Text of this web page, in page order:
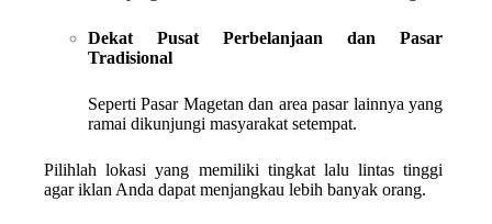
Dekat Pusat Perbelanjaan dan Pasar
Tradisional
Seperti Pasar Magetan dan area pasar lainnya yang
ramai dikunjungi masyarakat setempat.
Pilihlah lokasi yang memiliki tingkat lalu lintas tinggi
agar iklan Anda dapat menjangkau lebih banyak orang.